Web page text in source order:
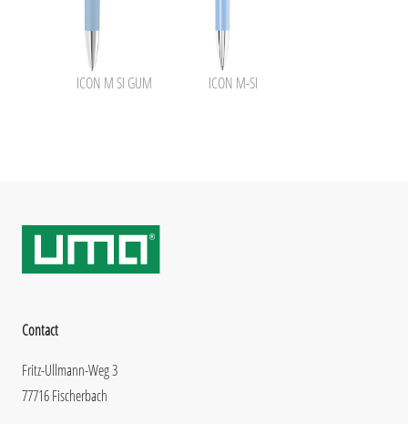
ICON M SI GUM ICON M-SI
Contact
Fritz-Ullmann-Weg 3
77716 Fischerbach